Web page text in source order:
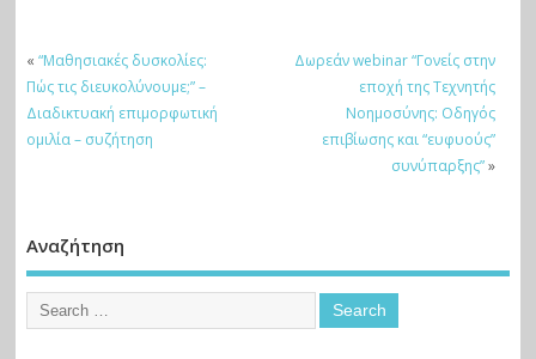
« “Μαθησιακές δυσκολίες:
Πώς τις διευκολύνουμε;” –
Διαδικτυακή επιμορφωτική
ομιλία – συζήτηση
Δωρεάν webinar “Γονείς στην
εποχή της Τεχνητής
Νοημοσύνης: Οδηγός
επιβίωσης και “ευφυούς”
συνύπαρξης”»
Αναζήτηση